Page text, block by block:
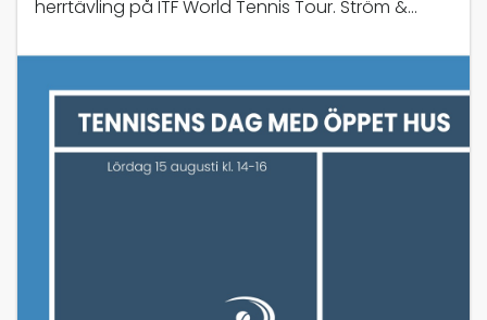
herrtävling på ITF World Tennis Tour. Ström &
på Limhamn Tenniscenter